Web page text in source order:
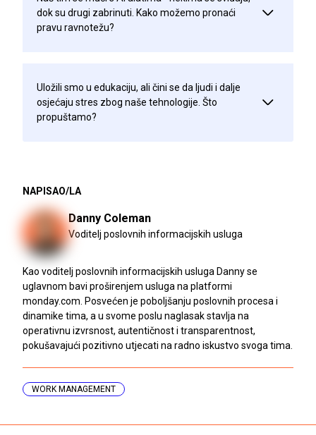
dok su drugi zabrinuti. Kako možemo pronaći
pravu ravnotežu?
Uložili smo u edukaciju, ali čini se da ljudi i dalje
osjećaju stres zbog naše tehnologije. Što
propuštamo?
NAPISAO/LA
Danny Coleman
Voditelj poslovnih informacijskih usluga
Kao voditelj poslovnih informacijskih usluga Danny se
uglavnom bavi proširenjem usluga na platformi
monday.com. Posvećen je poboljšanju poslovnih procesa i
dinamike tima, a u svome poslu naglasak stavlja na
operativnu izvrsnost, autentičnost i transparentnost,
pokušavajući pozitivno utjecati na radno iskustvo svoga tima.
WORK MANAGEMENT